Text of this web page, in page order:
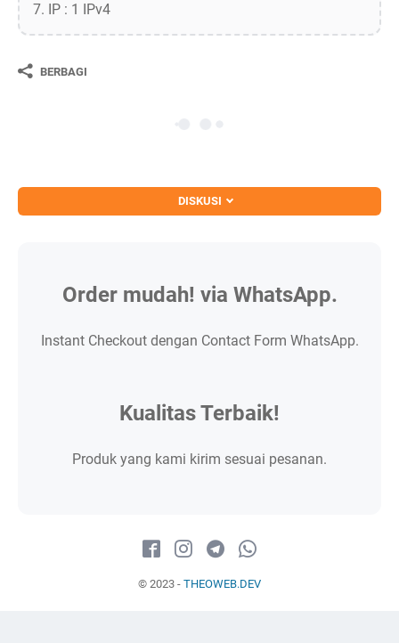
7. IP : 1 IPv4
BERBAGI
DISKUSI
Order mudah! via WhatsApp.
Instant Checkout dengan Contact Form WhatsApp.
Kualitas Terbaik!
Produk yang kami kirim sesuai pesanan.
© 2023 - THEOWEB.DEV